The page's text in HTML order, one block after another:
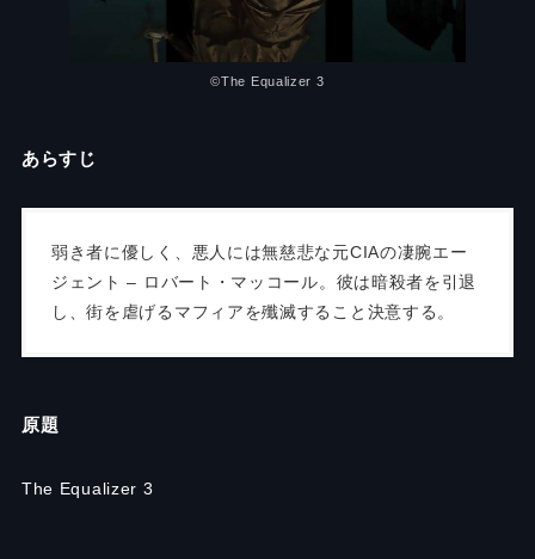
©︎The Equalizer 3
あらすじ
弱き者に優しく、悪人には無慈悲な元CIAの凄腕エー
ジェント – ロバート・マッコール。彼は暗殺者を引退
し、街を虐げるマフィアを殲滅すること決意する。
原題
The Equalizer 3